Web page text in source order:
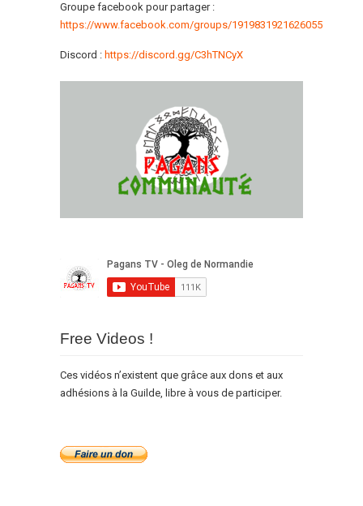
Groupe facebook pour partager :
https://www.facebook.com/groups/1919831921626055
Discord : https://discord.gg/C3hTNCyX
Free Videos !
Ces vidéos n’existent que grâce aux dons et aux
adhésions à la Guilde, libre à vous de participer.